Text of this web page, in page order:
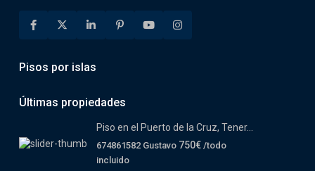
Pisos por islas
Últimas propiedades
Piso en el Puerto de la Cruz, Tener...
674861582 Gustavo 750€ /todo
incluido